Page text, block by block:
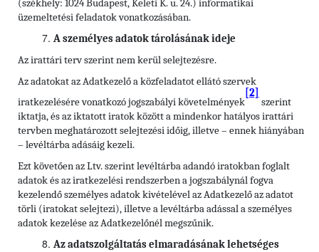
(székhely: 1024 Budapest, Keleti K. u. 24.) informatikai
üzemeltetési feladatok vonatkozásában.
A személyes adatok tárolásának ideje
Az irattári terv szerint nem kerül selejtezésre.
Az adatokat az Adatkezelő a közfeladatot ellátó szervek
iratkezelésére vonatkozó jogszabályi követelmények
[2]
szerint
iktatja, és az iktatott iratok között a mindenkor hatályos irattári
tervben meghatározott selejtezési időig, illetve – ennek hiányában
– levéltárba adásáig kezeli.
Ezt követően az Ltv. szerint levéltárba adandó iratokban foglalt
adatok és az iratkezelési rendszerben a jogszabálynál fogva
kezelendő személyes adatok kivételével az Adatkezelő az adatot
törli (iratokat selejtezi), illetve a levéltárba adással a személyes
adatok kezelése az Adatkezelőnél megszűnik.
Az adatszolgáltatás elmaradásának lehetséges